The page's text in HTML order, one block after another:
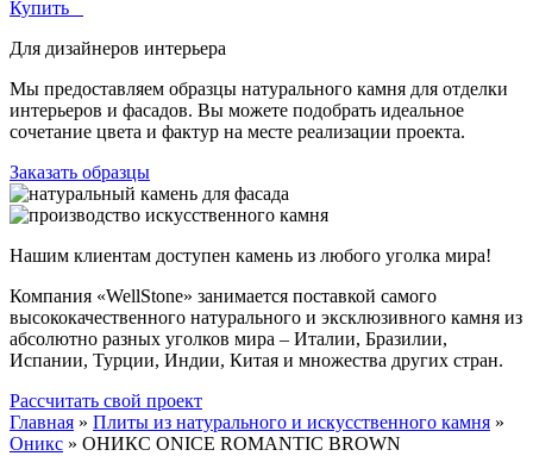
Купить
Для дизайнеров интерьера
Мы предоставляем образцы натурального камня для отделки
интерьеров и фасадов. Вы можете подобрать идеальное
сочетание цвета и фактур на месте реализации проекта.
Заказать образцы
Нашим клиентам доступен камень из любого уголка мира!
Компания «WellStone» занимается поставкой самого
высококачественного натурального и эксклюзивного камня из
абсолютно разных уголков мира – Италии, Бразилии,
Испании, Турции, Индии, Китая и множества других стран.
Рассчитать свой проект
Главная » Плиты из натурального и искусственного камня »
Оникс » ОНИКС ONICE ROMANTIC BROWN